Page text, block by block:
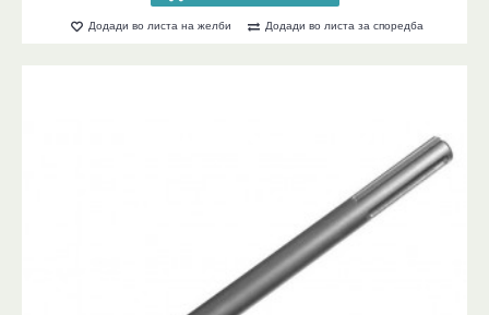
Додади во листа на желби Додади во листа за споредба